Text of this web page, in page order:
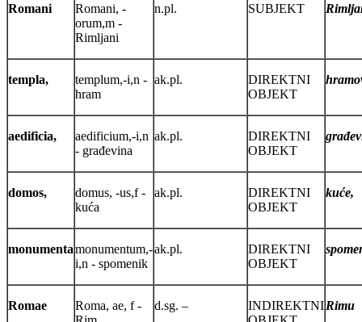
Romani
Romani, -
orum,m -
Rimljani
n.pl. SUBJEKT
templa,
templum,-i,n -
hram
ak.pl.
DIREKTNI
OBJEKT
aedificia,
aedificium,-i,n
- građevina
ak.pl.
DIREKTNI
OBJEKT
domos,
domus, -us,f -
kuća
ak.pl.
DIREKTNI
OBJEKT
kuće,
monumentamonumentum,-
i,n - spomenik
ak.pl.
DIREKTNI
OBJEKT
Romae
Roma, ae, f -
d.sg. –
INDIREKTNIRimu